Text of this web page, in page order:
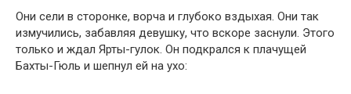
Они сели в сторонке, ворча и глубоко вздыхая. Они так
измучились, забавляя девушку, что вскоре заснули. Этого
только и ждал Ярты-гулок. Он подкрался к плачущей
Бахты-Гюль и шепнул ей на ухо: